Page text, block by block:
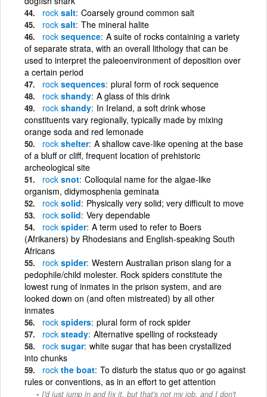
rock salt Coarsely ground common salt
rock salt The mineral halite
rock sequence A suite of rocks containing a variety
of separate strata, with an overall lithology that can be
used to interpret the paleoenvironment of deposition over
a certain period
rock sequences plural form of rock sequence
rock shandy A glass of this drink
rock shandy In Ireland, a soft drink whose
constituents vary regionally, typically made by mixing
orange soda and red lemonade
rock shelter A shallow cave-like opening at the base
of a bluff or cliff, frequent location of prehistoric
archeological site
rock snot Colloquial name for the algae-like
organism, didymosphenia geminata
rock solid Physically very solid; very difficult to move
rock solid Very dependable
rock spider A term used to refer to Boers
(Afrikaners) by Rhodesians and English-speaking South
Africans
rock spider Western Australian prison slang for a
pedophile/child molester. Rock spiders constitute the
lowest rung of inmates in the prison system, and are
looked down on (and often mistreated) by all other
inmates
rock spiders plural form of rock spider
rock steady Alternative spelling of rocksteady
rock sugar white sugar that has been crystallized
into chunks
rock the boat To disturb the status quo or go against
rules or conventions, as in an effort to get attention
I'd just jump in and fix it, but that's not my job, and I don't